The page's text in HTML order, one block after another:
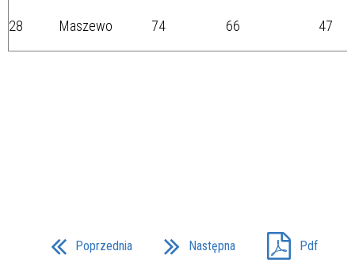
28 Maszewo 74 66 47
Poprzednia Następna Pdf